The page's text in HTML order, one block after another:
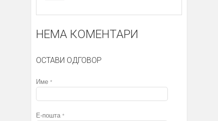
НЕМА КОМЕНТАРИ
ОСТАВИ ОДГОВОР
Име *
Е-пошта *